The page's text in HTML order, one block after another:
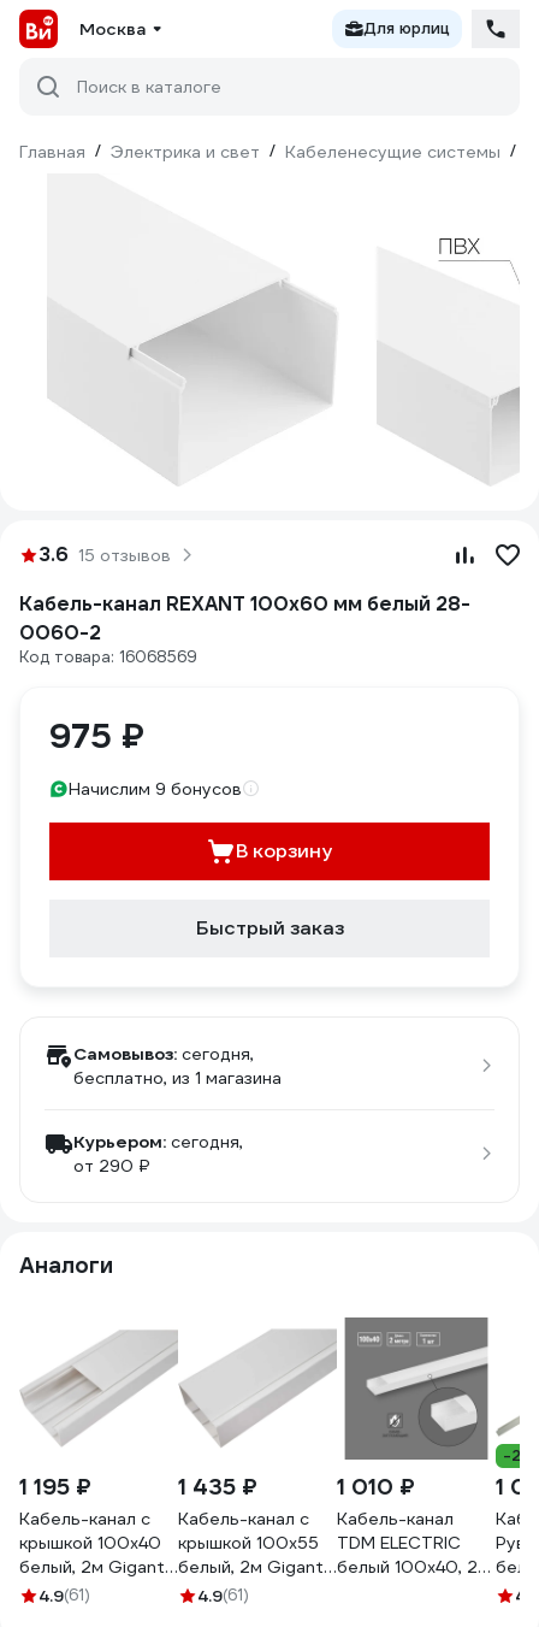
Москва Для юрлиц
Поиск в каталоге
Главная / Электрика и свет / Кабеленесущие системы /
3.6 15 отзывов
Кабель-канал REXANT 100x60 мм белый 28-
0060-2
Код товара: 16068569
975 ₽
Начислим 9 бонусов
В корзину
Быстрый заказ
Самовывоз: сегодня,
бесплатно, из 1 магазина
Курьером: сегодня,
от 290 ₽
Аналоги
1 195 ₽
Кабель-канал с
крышкой 100х40
белый, 2м Gigant
76004-2GI
4.9(61)
1 435 ₽
Кабель-канал с
крышкой 100x55
белый, 2м Gigant
76002-2GI
4.9(61)
1 010 ₽
Кабель-канал
TDM ELECTRIC
белый 100х40, 2
-
1
4.7